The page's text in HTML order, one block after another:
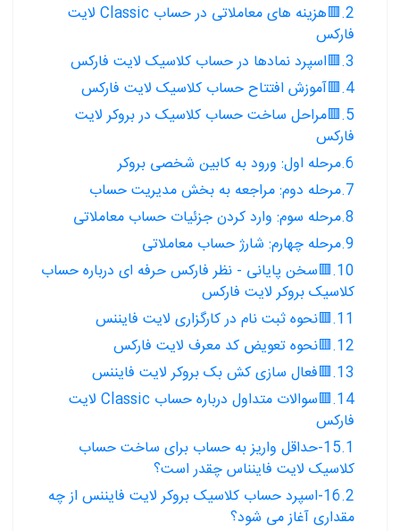
2.🟥هزینه های معاملاتی در حساب Classic لایت
فارکس
3.🟥اسپرد نمادها در حساب کلاسیک لایت فارکس
4.🟥آموزش افتتاح حساب کلاسیک لایت فارکس
5.🟥مراحل ساخت حساب کلاسیک در بروکر لایت
فارکس
6.مرحله اول: ورود به کابین شخصی بروکر
7.مرحله دوم: مراجعه به بخش مدیریت حساب
8.مرحله سوم: وارد کردن جزئیات حساب معاملاتی
9.مرحله چهارم: شارژ حساب معاملاتی
10.🟥سخن پایانی - نظر فارکس حرفه ای درباره حساب
کلاسیک بروکر لایت فارکس
11.🟥نحوه ثبت نام در کارگزاری لایت فایننس
12.🟥نحوه تعویض کد معرف لایت فارکس
13.🟥فعال سازی کش بک بروکر لایت فایننس
14.🟥سوالات متداول درباره حساب Classic لایت
فارکس
15.1-حداقل واریز به حساب برای ساخت حساب
کلاسیک لایت فاینناس چقدر است؟
16.2-اسپرد حساب کلاسیک بروکر لایت فایننس از چه
مقداری آغاز می شود؟